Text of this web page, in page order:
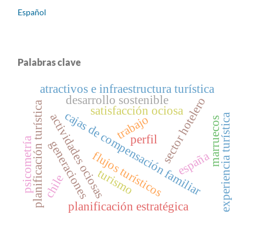
Español
Palabras clave
cajas de compensación familiar
sector hotelero
satisfacción ociosa
actividades ociosasflujos turísticos españamarruecos
planificación estratégica
atractivos e infraestructura turística
planificación turística desarrollo sostenible
experiencia turística
trabajo
generaciones
psicometría turismo
perfil
chile